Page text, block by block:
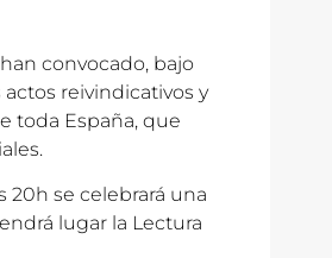
convocado, bajo
reivindicativos y
toda España, que
20h se celebrará una
lugar la Lectura